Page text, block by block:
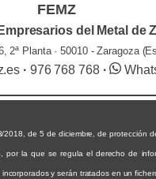
FEMZ
del Metal de
2ª Planta · 50010 - Zaragoza
· 976 768 768 ·
de 5 de diciembre, de protección
por la que se regula el derecho de
y serán tratados en un